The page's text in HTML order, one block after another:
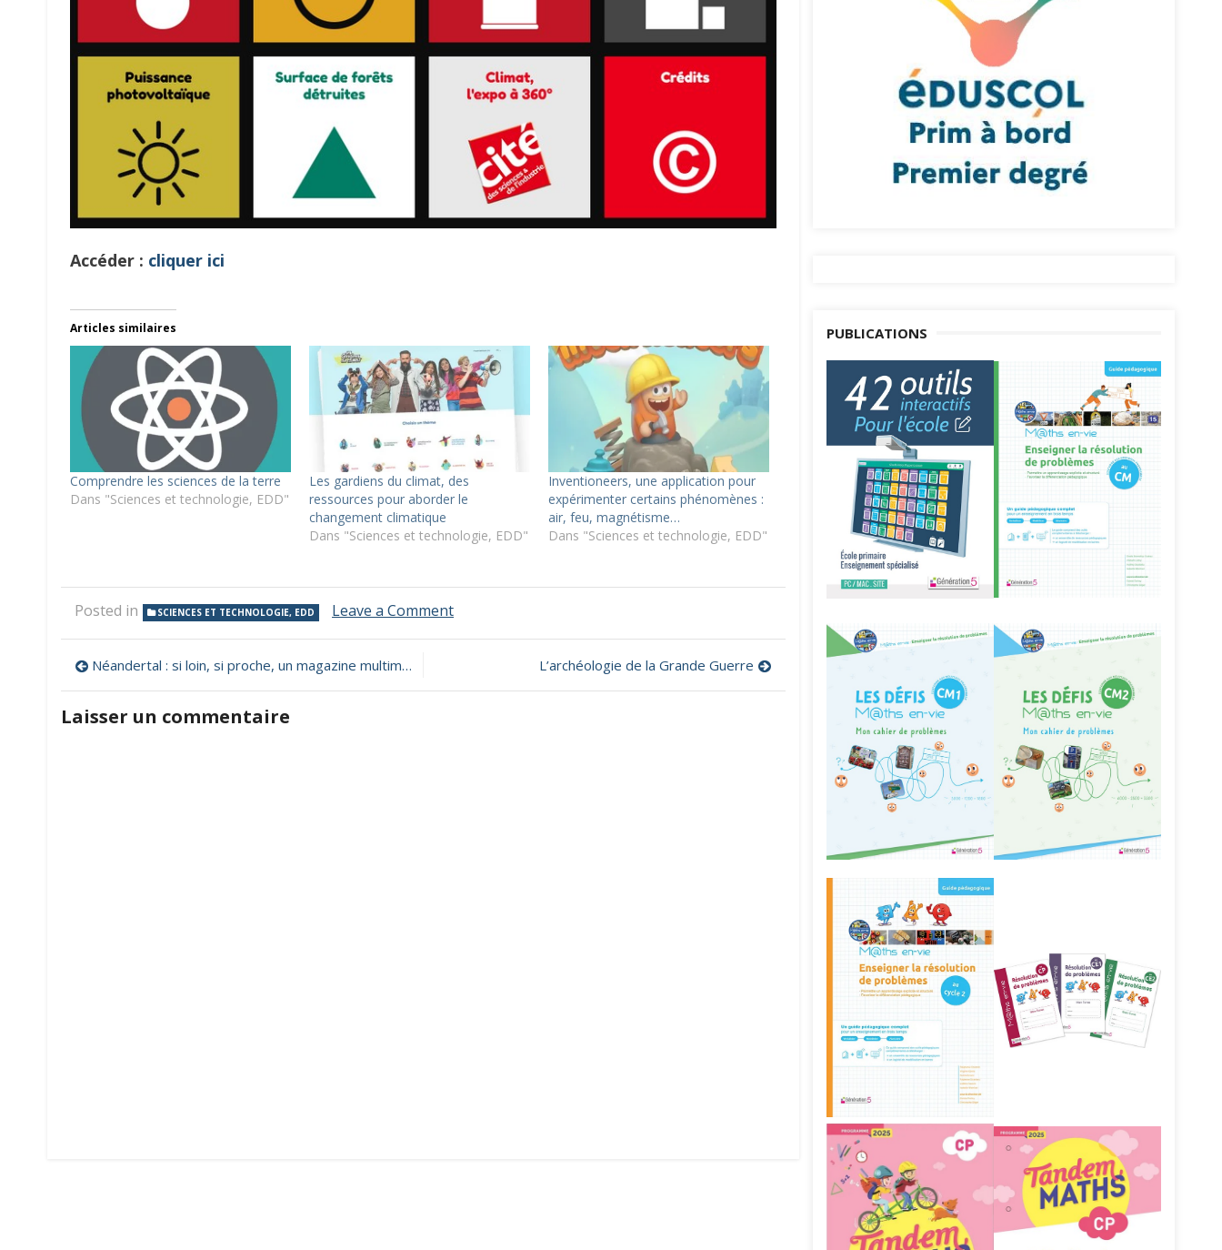
Accéder : cliquer ici
Articles similaires
Comprendre les sciences de la terre
Dans "Sciences et technologie, EDD"
Les gardiens du climat, des
ressources pour aborder le
changement climatique
Dans "Sciences et technologie, EDD"
Inventioneers, une application pour
expérimenter certains phénomènes :
air, feu, magnétisme…
Dans "Sciences et technologie, EDD"
Posted in SCIENCES ET TECHNOLOGIE, EDD Leave a Commenton
compteurs
Navigation
de
l’article
Néandertal : si loin, si proche, un magazine multimédia de l’INRAP L’archéologie de la Grande Guerre
Laisser un commentaire
PUBLICATIONS